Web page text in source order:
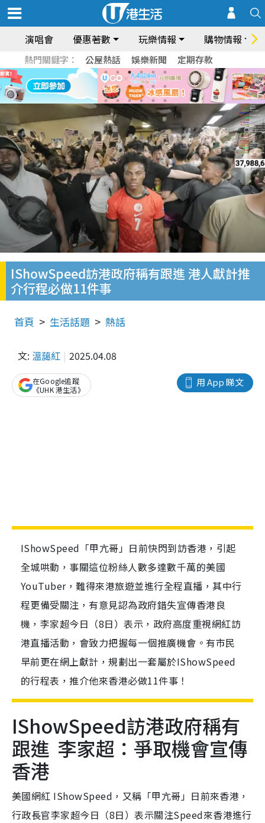
演唱會 優惠著數 玩樂情報 購物情報
熱門關鍵字： 公屋熱話 娛樂新聞 定期存款
IShowSpeed訪港政府稱有跟進 港人獻計推
介行程必做11件事
首頁 生活話題 熱話
文: 溫藹紅 2025.04.08
用 App 睇文
在Google追蹤
《UHK 港生活》
IShowSpeed「甲亢哥」日前快閃到訪香港，引起
全城哄動，事關這位粉絲人數多達數千萬的美國
YouTuber，難得來港旅遊並進行全程直播，其中行
程更備受關注，有意見認為政府錯失宣傳香港良
機，李家超今日（8日）表示，政府高度重視網紅訪
港直播活動，會致力把握每一個推廣機會。有市民
早前更在網上獻計，規劃出一套屬於IShowSpeed
的行程表，推介他來香港必做11件事！
IShowSpeed訪港政府稱有
跟進 李家超：爭取機會宣傳
香港
美國網紅 IShowSpeed，又稱「甲亢哥」日前來香港，
行政長官李家超今日（8日）表示關注Speed來香港進行